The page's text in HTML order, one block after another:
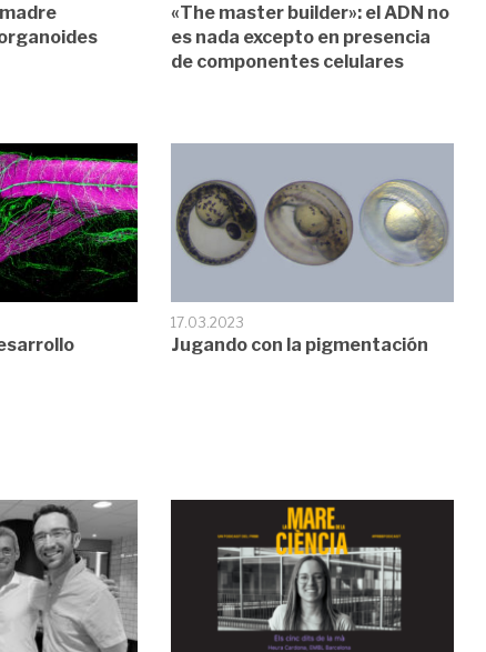
«The master builder»: el ADN no
es nada excepto en presencia
de componentes celulares
17.03.2023
Jugando con la pigmentación